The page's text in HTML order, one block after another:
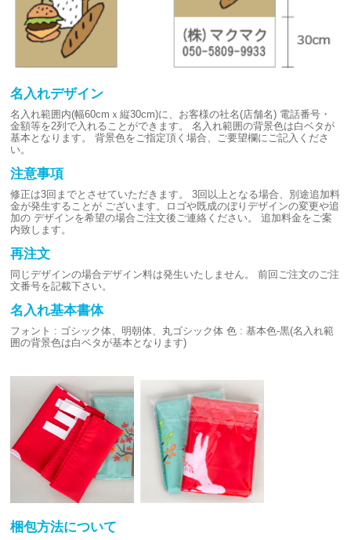
名入れデザイン
名入れ範囲内(幅60cmｘ縦30cm)に、お客様の社名(店舗名) 電話番号・
金額等を2列で入れることができます。
名入れ範囲の背景色は白ベタが
基本となります。
背景色をご指定頂く場合、ご要望欄にご記入くださ
い。
注意事項
修正は3回までとさせていただきます。
3回以上となる場合、別途追加料
金が発生することが ございます。ロゴや既成のぼりデザインの変更や追
加の デザインを希望の場合ご注文後ご連絡ください。
追加料金をご案
内致します。
再注文
同じデザインの場合デザイン料は発生いたしません。
前回ご注文のご注
文番号を記載下さい。
名入れ基本書体
フォント : ゴシック体、明朝体、丸ゴシック体 色 : 基本色-黒(名入れ範
囲の背景色は白ベタが基本となります)
梱包方法について